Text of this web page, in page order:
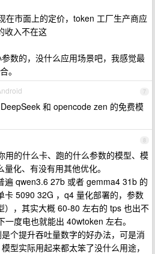
在市面上的定价，token 工厂生产商应
收入不在这
数的，没什么应用场景吧，我感觉最
。
7
和 opencode zen 的免费模
8
用的什么卡、跑的什么参数的模型、模
化、有没有用其他优化。
遍 qwen3.6 27b 或者 gemma4 31b 的
卡 5090 32G ，q4 量化部署的，参数
），其实大概 60-80 左右的 tps 也出不
度电也就能出 40wtoken 左右。
个提升吞吐量数字的好办法，可是消
型实际用起来都太笨了没什么用途，